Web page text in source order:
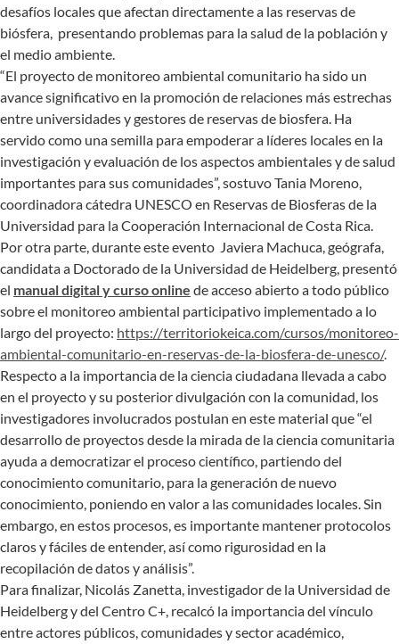
desafíos locales que afectan directamente a las reservas de
biósfera, presentando problemas para la salud de la población y
el medio ambiente.
“El proyecto de monitoreo ambiental comunitario ha sido un
avance significativo en la promoción de relaciones más estrechas
entre universidades y gestores de reservas de biosfera. Ha
servido como una semilla para empoderar a líderes locales en la
investigación y evaluación de los aspectos ambientales y de salud
importantes para sus comunidades”, sostuvo Tania Moreno,
coordinadora cátedra UNESCO en Reservas de Biosferas de la
Universidad para la Cooperación Internacional de Costa Rica.
Por otra parte, durante este evento Javiera Machuca, geógrafa,
candidata a Doctorado de la Universidad de Heidelberg, presentó
el manual digital y curso online de acceso abierto a todo público
sobre el monitoreo ambiental participativo implementado a lo
largo del proyecto: https://territoriokeica.com/cursos/monitoreo-
ambiental-comunitario-en-reservas-de-la-biosfera-de-unesco/.
Respecto a la importancia de la ciencia ciudadana llevada a cabo
en el proyecto y su posterior divulgación con la comunidad, los
investigadores involucrados postulan en este material que “el
desarrollo de proyectos desde la mirada de la ciencia comunitaria
ayuda a democratizar el proceso científico, partiendo del
conocimiento comunitario, para la generación de nuevo
conocimiento, poniendo en valor a las comunidades locales. Sin
embargo, en estos procesos, es importante mantener protocolos
claros y fáciles de entender, así como rigurosidad en la
recopilación de datos y análisis”.
Para finalizar, Nicolás Zanetta, investigador de la Universidad de
Heidelberg y del Centro C+, recalcó la importancia del vínculo
entre actores públicos, comunidades y sector académico,